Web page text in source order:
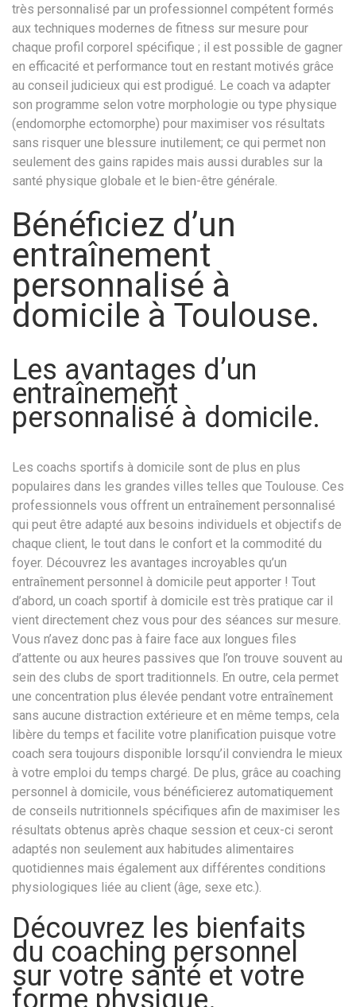
très personnalisé par un professionnel compétent formés
aux techniques modernes de fitness sur mesure pour
chaque profil corporel spécifique ; il est possible de gagner
en efficacité et performance tout en restant motivés grâce
au conseil judicieux qui est prodigué. Le coach va adapter
son programme selon votre morphologie ou type physique
(endomorphe ectomorphe) pour maximiser vos résultats
sans risquer une blessure inutilement; ce qui permet non
seulement des gains rapides mais aussi durables sur la
santé physique globale et le bien-être générale.
Bénéficiez d’un
entraînement
personnalisé à
domicile à Toulouse.
Les avantages d’un
entraînement
personnalisé à domicile.
Les coachs sportifs à domicile sont de plus en plus
populaires dans les grandes villes telles que Toulouse. Ces
professionnels vous offrent un entraînement personnalisé
qui peut être adapté aux besoins individuels et objectifs de
chaque client, le tout dans le confort et la commodité du
foyer. Découvrez les avantages incroyables qu’un
entraînement personnel à domicile peut apporter ! Tout
d’abord, un coach sportif à domicile est très pratique car il
vient directement chez vous pour des séances sur mesure.
Vous n’avez donc pas à faire face aux longues files
d’attente ou aux heures passives que l’on trouve souvent au
sein des clubs de sport traditionnels. En outre, cela permet
une concentration plus élevée pendant votre entraînement
sans aucune distraction extérieure et en même temps, cela
libère du temps et facilite votre planification puisque votre
coach sera toujours disponible lorsqu’il conviendra le mieux
à votre emploi du temps chargé. De plus, grâce au coaching
personnel à domicile, vous bénéficierez automatiquement
de conseils nutritionnels spécifiques afin de maximiser les
résultats obtenus après chaque session et ceux-ci seront
adaptés non seulement aux habitudes alimentaires
quotidiennes mais également aux différentes conditions
physiologiques liée au client (âge, sexe etc.).
Découvrez les bienfaits
du coaching personnel
sur votre santé et votre
forme physique.